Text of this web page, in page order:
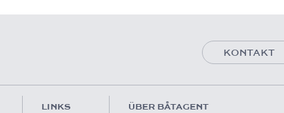
KONTAKT
LINKS ÜBER BÅTAGENT